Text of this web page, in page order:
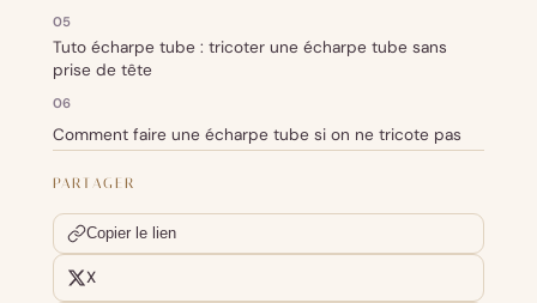
Tuto écharpe tube : tricoter une écharpe tube sans
prise de tête
Comment faire une écharpe tube si on ne tricote pas
PARTAGER
Copier le lien
X